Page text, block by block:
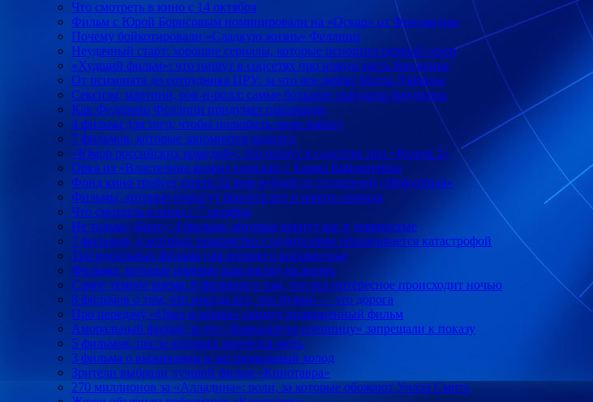
Что смотреть в кино с 14 октября
Фильм с Юрой Борисовым номинировали на «Оскар» от Финляндии
Почему бойкотировали «Сладкую жизнь» Феллини
Неудачный старт: хорошие сериалы, которые испортил первый сезон
«Худший фильм»: что пишут в соцсетях про новую часть бондианы
От психопата до сотрудника ЦРУ: за что все любят Мэтта Дэймона
Сексизм, мартини, рок-н-ролл: самые большие скандалы бондианы
Как Федерико Феллини придумал папарацци
4 фильма для того, чтобы полюбить свою работу
7 фильмов, которые запомнятся надолго
«Юмор российских комедий»: что пишут в соцсетях про «Веном 2»
Орка из «Властелина колец» списали с Харви Вайнштейна
Фонд кино требует почти 22 млн рублей от создателей «Нефутбола»
Фильмы, которые помогут бросить все и начать сначала
Что смотреть в кино с 7 октября
Не только «Брат»: 4 фильма, которые вернут вас в девяностые
7 фильмов, в которых знакомство с родителями оборачивается катастрофой
Три идеальных фильма для осеннего воскресенья
Фильмы, которые изменят ваш взгляд на жизнь
Самое темное время: 8 фильмов о том, что все интересное происходит ночью
8 фильмов о том, что иногда все, что нужно — это дорога
Про передачу «Орел и решка» снимут полноценный фильм
Аморальный фильм: за что «Кавказскую пленницу» запрещали к показу
5 фильмов, после которых захочется жить
3 фильма о выживании в экстремальный холод
Зрители выбрали лучший фильм «Кинотавра»
270 миллионов за «Алладина»: роли, за которые обожают Уилла Смита